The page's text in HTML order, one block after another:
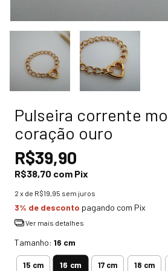
Pulseira corrente
coração ouro
R$39,90
R$38,70 com Pix
2 x de R$19,95 sem juros
3% de desconto pagando com Pix
Ver mais detalhes
Tamanho: 16 cm
15 cm 16 cm 17 cm 18 cm